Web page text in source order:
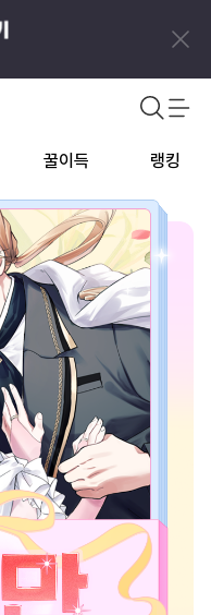
꿀이득 랭킹